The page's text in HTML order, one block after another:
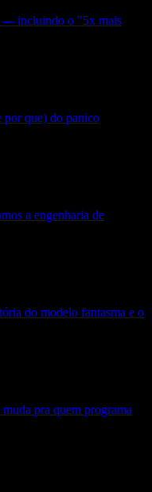
— incluindo o "5x mais
por que) do panico
a engenharia de
do modelo fantasma e o
pra quem programa